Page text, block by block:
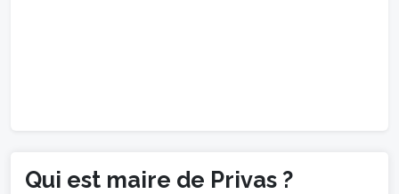
Qui est maire de Privas ?